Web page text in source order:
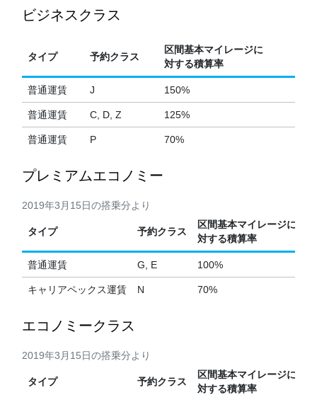
ビジネスクラス
タイプ 予約クラス
区間基本マイレージに
対する積算率
普通運賃 J 150%
普通運賃 C, D, Z 125%
普通運賃 P 70%
プレミアムエコノミー
2019年3月15日の搭乗分より
タイプ 予約クラス
区間基本マイレージに
対する積算率
普通運賃 G, E 100%
キャリアペックス運賃 N 70%
エコノミークラス
2019年3月15日の搭乗分より
タイプ 予約クラス
区間基本マイレージに
対する積算率